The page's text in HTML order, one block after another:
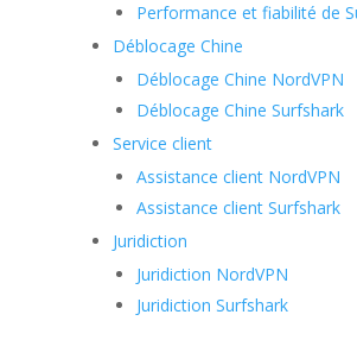
Performance et fiabilité de
Déblocage Chine
Déblocage Chine NordVPN
Déblocage Chine Surfshark
Service client
Assistance client NordVPN
Assistance client Surfshark
Juridiction
Juridiction NordVPN
Juridiction Surfshark